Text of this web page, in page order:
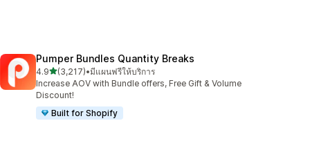
Pumper Bundles Quantity Breaks
4.9เต็ม 5 ดาว
(3,217)
ทั้งหมด 3217 รีวิว
•มีแผนฟรีให้บริการ
Increase AOV with Bundle offers, Free Gift & Volume
Discount!
Built for Shopify